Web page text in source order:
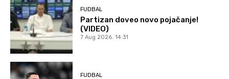
FUDBAL
Partizan doveo novo pojačanje!
(VIDEO)
7 Aug 2026. 14:31
FUDBAL